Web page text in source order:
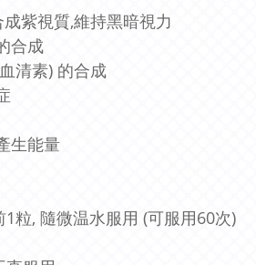
紫視質,維持黑暗視力
合成
清素) 的合成
生能量
粒, 隨微温水服用 (可服用60次)